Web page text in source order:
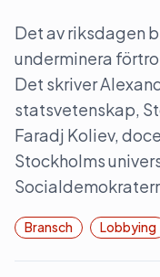
Det av riksdagen
underminera
Det skriver
statsvetenskap,
Faradj Koliev,
Stockholms
Bransch Lobbying